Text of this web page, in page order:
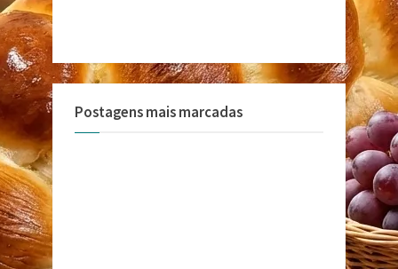
Postagens mais marcadas